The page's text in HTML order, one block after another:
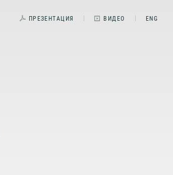
ПРЕЗЕНТАЦИЯ ВИДЕО ENG